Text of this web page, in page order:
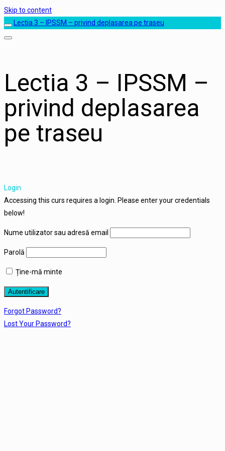
Skip to content
Lectia 3 – IPSSM – privind deplasarea pe traseu
Lectia 3 – IPSSM –
privind deplasarea
pe traseu
Login
Accessing this curs requires a login. Please enter your credentials
below!
Nume utilizator sau adresă email
Parolă
Ține-mă minte
Forgot Password?
Lost Your Password?